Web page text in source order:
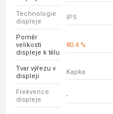
Technologie
displeje
IPS
Poměr
velikosti
displeje k tělu
80.4 %
Tvar výřezu v
displeji
Kapka
Frekvence
displeje
-